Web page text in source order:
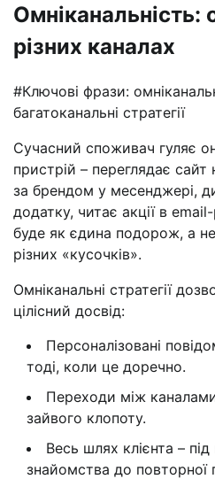
Омніканальність:
різних каналах
#Ключові фрази:
багатоканальні стратегії
Сучасний споживач гуляє
пристрій – переглядає сайт
за брендом у месенджері,
додатку, читає акції в
буде як єдина подорож, а
різних «кусочків».
Омніканальні стратегії
цілісний досвід:
Персоналізовані
тоді, коли це доречно.
Переходи між
зайвого клопоту.
Весь шлях клієнта –
знайомства до повторної